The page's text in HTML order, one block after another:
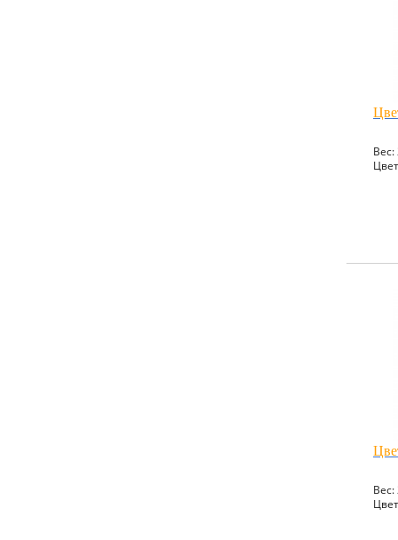
Вес:
Вес: